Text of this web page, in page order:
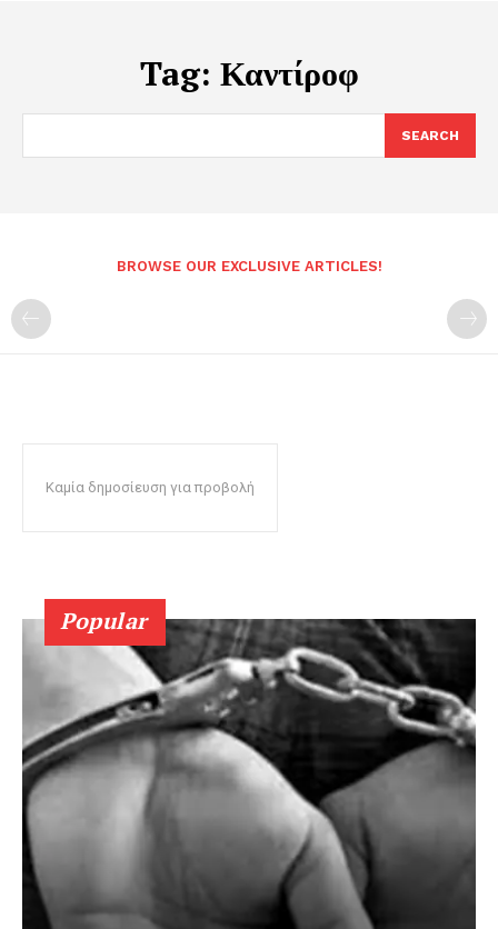
Tag: Καντίροφ
SEARCH
BROWSE OUR EXCLUSIVE ARTICLES!
Καμία δημοσίευση για προβολή
Popular